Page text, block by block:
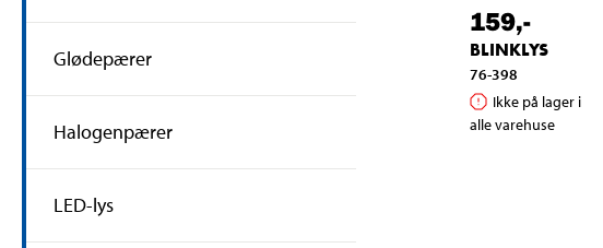
Glødepærer
Halogenpærer
LED-lys
159,-
BLINKLYS
76-398
Ikke på lager i
alle varehuse